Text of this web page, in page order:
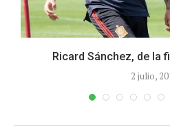
Ricard Sánchez, de la
2 julio,